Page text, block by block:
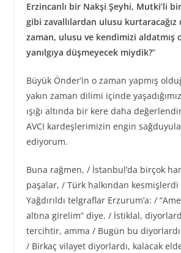
Erzincanlı bir Nakşi Şeyhi, Mutki’li
gibi zavallılardan ulusu kurtaracağız
zaman, ulusu ve kendimizi aldatmış
yanılgıya düşmeyecek miydik?”
Büyük Önder’in o zaman yapmış
yakın zaman dilimi içinde
ışığı altında bir kere daha
AVCI kardeşlerimizin engin
ediyorum.
Buna rağmen, / İstanbul’da birçok
paşalar, / Türk halkından
Yağdırıldı telgraflar Erzurum’a: /
altına girelim” diye. / İstiklal,
tercihtir, amma / Bugün bu
/ Birkaç vilayet diyorlardı, kalacak